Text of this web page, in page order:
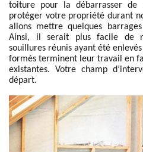
toiture pour la débarrasser de
protéger votre propriété durant
allons mettre quelques
Ainsi, il serait plus facile de
souillures réunis ayant été
formés terminent leur travail en
existantes. Votre champ
départ.